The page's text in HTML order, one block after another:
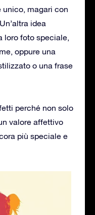
unico, magari con
idea
loro foto speciale,
oppure una
o una frase
perché non solo
valore affettivo
più speciale e